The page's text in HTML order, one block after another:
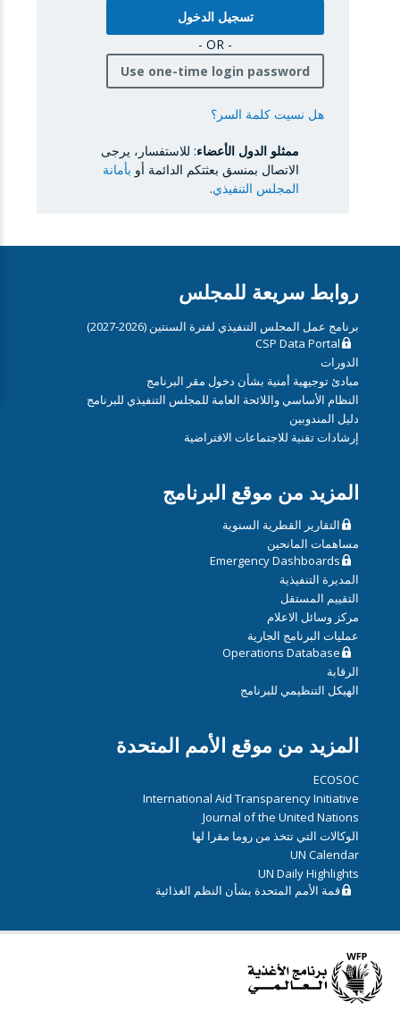
- OR -
Use one-time login password
هل نسيت كلمة السر؟
ممثلو الدول الأعضاء: للاستفسار، يرجى
الاتصال بمنسق بعثتكم الدائمة أو بأمانة
المجلس التنفيذي.
روابط سريعة للمجلس
برنامج عمل المجلس التنفيذي لفترة السنتين (2026-2027)
CSP Data Portal
الدورات
مبادئ توجيهية أمنية بشأن دخول مقر البرنامج
النظام الأساسي واللائحة العامة للمجلس التنفيذي للبرنامج
دليل المندوبين
إرشادات تقنية للاجتماعات الافتراضية
المزيد من موقع البرنامج
التقارير القطرية السنوية
مساهمات المانحين
Emergency Dashboards
المديرة التنفيذية
التقييم المستقل
مركز وسائل الاعلام
عمليات البرنامج الجارية
Operations Database
الرقابة
الهيكل التنظيمي للبرنامج
المزيد من موقع الأمم المتحدة
ECOSOC
International Aid Transparency Initiative
Journal of the United Nations
الوكالات التي تتخذ من روما مقرا لها
UN Calendar
UN Daily Highlights
قمة الأمم المتحدة بشأن النظم الغذائية